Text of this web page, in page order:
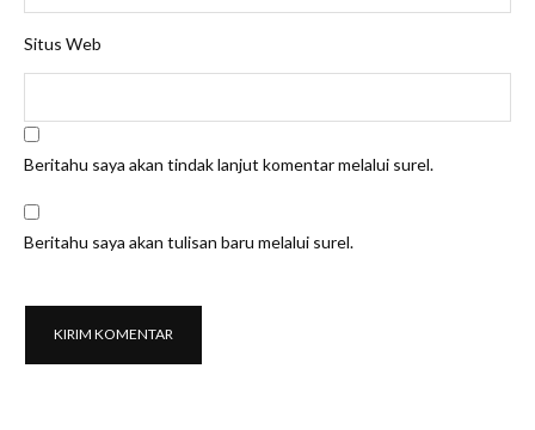
Situs Web
Beritahu saya akan tindak lanjut komentar melalui surel.
Beritahu saya akan tulisan baru melalui surel.